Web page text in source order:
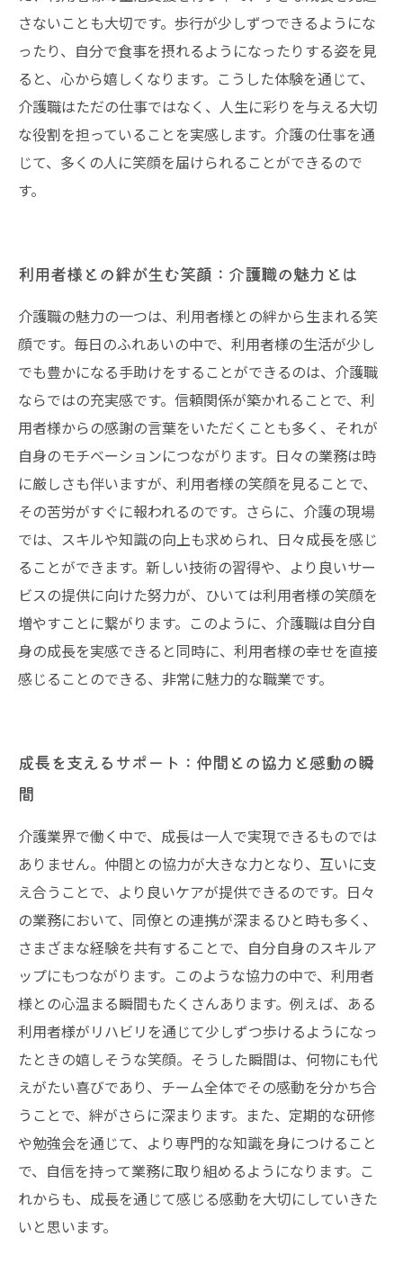
さないことも大切です。歩行が少しずつできるようにな
ったり、自分で食事を摂れるようになったりする姿を見
ると、心から嬉しくなります。こうした体験を通じて、
介護職はただの仕事ではなく、人生に彩りを与える大切
な役割を担っていることを実感します。介護の仕事を通
じて、多くの人に笑顔を届けられることができるので
す。
利用者様との絆が生む笑顔：介護職の魅力とは
介護職の魅力の一つは、利用者様との絆から生まれる笑
顔です。毎日のふれあいの中で、利用者様の生活が少し
でも豊かになる手助けをすることができるのは、介護職
ならではの充実感です。信頼関係が築かれることで、利
用者様からの感謝の言葉をいただくことも多く、それが
自身のモチベーションにつながります。日々の業務は時
に厳しさも伴いますが、利用者様の笑顔を見ることで、
その苦労がすぐに報われるのです。さらに、介護の現場
では、スキルや知識の向上も求められ、日々成長を感じ
ることができます。新しい技術の習得や、より良いサー
ビスの提供に向けた努力が、ひいては利用者様の笑顔を
増やすことに繋がります。このように、介護職は自分自
身の成長を実感できると同時に、利用者様の幸せを直接
感じることのできる、非常に魅力的な職業です。
成長を支えるサポート：仲間との協力と感動の瞬
間
介護業界で働く中で、成長は一人で実現できるものでは
ありません。仲間との協力が大きな力となり、互いに支
え合うことで、より良いケアが提供できるのです。日々
の業務において、同僚との連携が深まるひと時も多く、
さまざまな経験を共有することで、自分自身のスキルア
ップにもつながります。このような協力の中で、利用者
様との心温まる瞬間もたくさんあります。例えば、ある
利用者様がリハビリを通じて少しずつ歩けるようになっ
たときの嬉しそうな笑顔。そうした瞬間は、何物にも代
えがたい喜びであり、チーム全体でその感動を分かち合
うことで、絆がさらに深まります。また、定期的な研修
や勉強会を通じて、より専門的な知識を身につけること
で、自信を持って業務に取り組めるようになります。こ
れからも、成長を通じて感じる感動を大切にしていきた
いと思います。